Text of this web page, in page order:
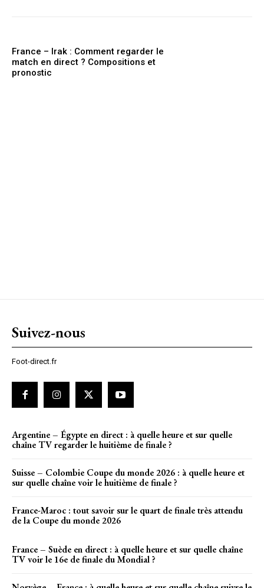
France – Irak : Comment regarder le
match en direct ? Compositions et
pronostic
Suivez-nous
Foot-direct.fr
Argentine – Égypte en direct : à quelle heure et sur quelle
chaîne TV regarder le huitième de finale ?
Suisse – Colombie Coupe du monde 2026 : à quelle heure et
sur quelle chaîne voir le huitième de finale ?
France-Maroc : tout savoir sur le quart de finale très attendu
de la Coupe du monde 2026
France – Suède en direct : à quelle heure et sur quelle chaîne
TV voir le 16e de finale du Mondial ?